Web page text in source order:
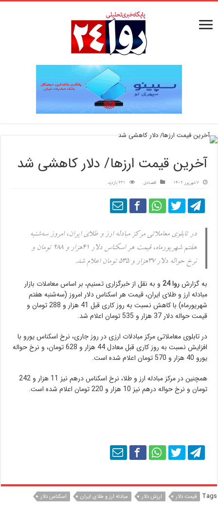
آخرین قیمت ارزها/ دلار کاهشی شد
7 شهریور 1402 اقتصادی 231 بازدید
در تابلوی معاملاتی مرکز مبادله ارز و طلای ایران، امروز سه‌شنبه
هفتم شهریورماه، قیمت هر اسکناس دلار ۴۱هزار و ۲۸۸ تومان و
نرخ حواله دلار ۳۷هزار و ۵۳۵ تومان اعلام شد.
به گزارشروا 24
و به نقل از خبرگزاری تسنیم، بر اساس معاملات بازار
مبادله ارز و طلای ایران، قیمت هر اسکناس دلار امروز (سه‌شنبه هفتم
شهریورماه) با کاهش نسبت به روز کاری قبل 41 هزار و 288 تومان و
قیمت حواله دلار 37 هزار و 535 تومان اعلام شد.
در تابلوی معاملاتی مرکز مبادلات ارزی در روز جاری، نرخ اسکناس یورو با
افزایش نسبت به روز کاری قبل معادل 44 هزار و 628 تومان، و نرخ حواله
یورو 40 هزار و 570 تومان اعلام شده است.
همچنین در مرکز مبادله ارز و طلا، نرخ اسکناس درهم نیز 11 هزار و 242
تومان و نرخ حواله درهم نیز 10 هزار و 220 تومان اعلام شده است.
Tags قیمت دلار ارزش دلار مبادله ارز و طلای ایران اسکناس دلار